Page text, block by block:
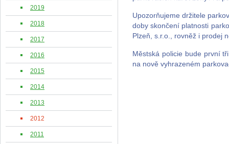
Upozorňujeme držitele
doby skončení platnosti
Plzeň, s.r.o., rovněž i prodej
Městská policie bude první
na nově vyhrazeném
2019
2018
2017
2016
2015
2014
2013
2012
2011